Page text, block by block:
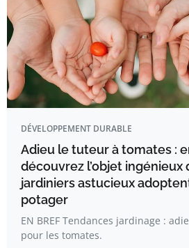
DÉVELOPPEMENT DURABLE
Adieu le tuteur à tomates :
découvrez l’objet ingénieux
jardiniers astucieux
potager
EN BREF Tendances jardinage :
pour les tomates.